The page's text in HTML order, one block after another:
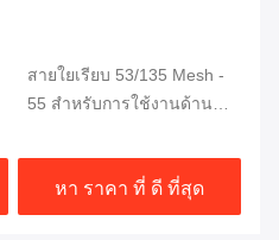
สายใยเรียบ 53/135 Mesh -
55 สําหรับการใช้งานด้าน
หา ราคา ที่ ดี ที่สุด